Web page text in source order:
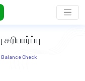
Balance Check